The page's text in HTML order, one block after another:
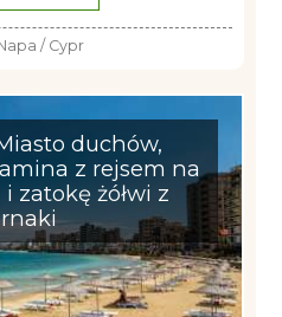
/ Cypr
duchów,
z rejsem na
zatokę żółwi z